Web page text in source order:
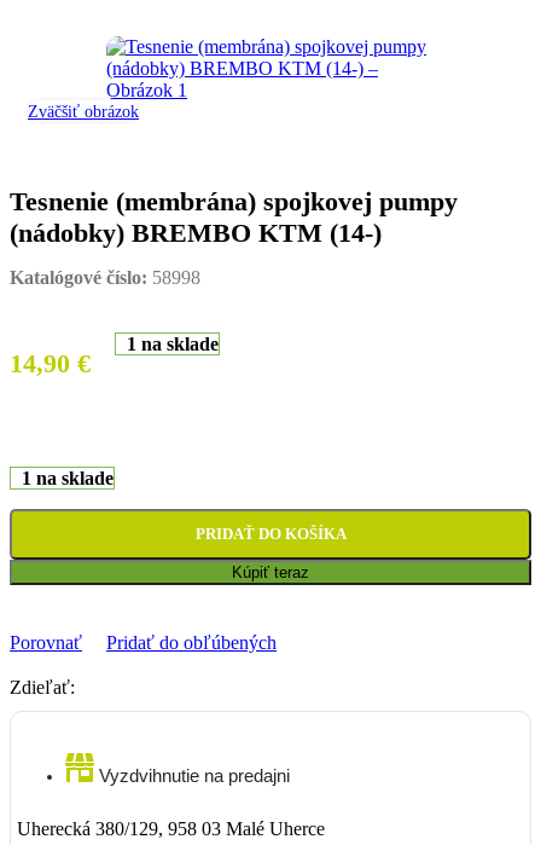
Zväčšiť obrázok
Tesnenie (membrána) spojkovej pumpy
(nádobky) BREMBO KTM (14-)
Katalógové číslo: 58998
14,90 €
1 na sklade
1 na sklade
PRIDAŤ DO KOŠÍKA
Kúpiť teraz
Porovnať Pridať do obľúbených
Zdieľať:
Vyzdvihnutie na predajni
Uherecká 380/129, 958 03 Malé Uherce